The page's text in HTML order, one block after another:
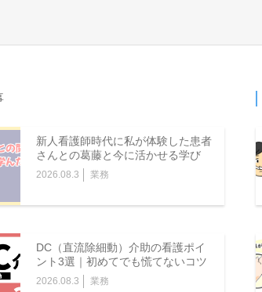
新人看護師時代に私が体験した患者
さんとの葛藤と今に活かせる学び
2026.08.3 業務
DC（直流除細動）介助の看護ポイ
ント3選｜初めてでも慌てないコツ
2026.08.3 業務